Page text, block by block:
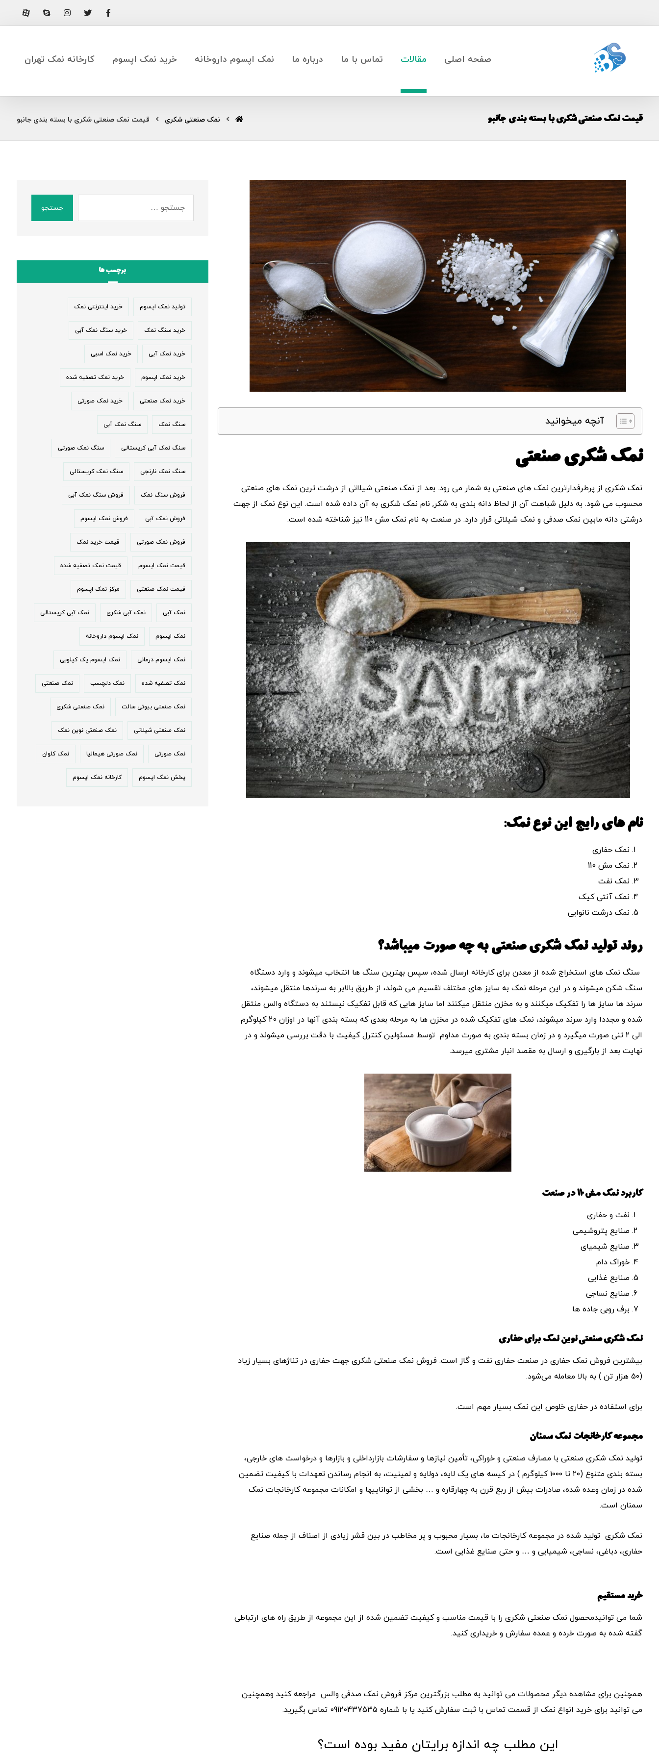
صفحه اصلی مقالات تماس با ما درباره ما نمک اپسوم داروخانه خرید نمک اپسوم کارخانه نمک تهران
قیمت نمک صنعتی شکری با بسته بندی جانبو نمک صنعتی شکری قیمت نمک صنعتی شکری با بسته بندی جانبو
آنچه میخوانید
نمک شکری صنعتی
نمک شکری از پرطرفدارترین نمک های صنعتی به شمار می رود. بعد از نمک صنعتی شیلاتی از درشت ترین نمک های صنعتی
محسوب می شود. به دلیل شباهت آن از لحاظ دانه بندی به شکر, نام نمک شکری به آن داده شده است. این نوع نمک از جهت
درشتی دانه مابین نمک صدفی و نمک شیلاتی قرار دارد. در صنعت به نام نمک مش 110 نیز شناخته شده است.
نام های رایج این نوع نمک:
نمک حفاری
نمک مش 110
نمک نفت
نمک آنتی کیک
نمک درشت نانوایی
روند تولید نمک شکری صنعتی به چه صورت میباشد؟
سنگ نمک های استخراج شده از معدن برای کارخانه ارسال شده، سپس بهترین سنگ ها انتخاب میشوند و وارد دستگاه
سنگ شکن میشوند و در این مرحله نمک به سایز های مختلف تقسیم می شوند، از طریق بالابر به سرندها منتقل میشوند،
سرند ها سایز ها را تفکیک میکنند و به مخزن منتقل میکنند اما سایز هایی که قابل تفکیک نیستند به دستگاه والس منتقل
شده و مجددا وارد سرند میشوند، نمک های تفکیک شده در مخزن ها به مرحله بعدی که بسته بندی آنها در اوزان 20 کیلوگرم
الی 2 تنی صورت میگیرد و در زمان بسته بندی به صورت مداوم توسط مسئولین کنترل کیفیت با دقت بررسی میشوند و در
نهایت بعد از بارگیری و ارسال به مقصد انبار مشتری میرسد.
کاربرد نمک مش 110 در صنعت
نفت و حفاری
صنایع پتروشیمی
صنایع شیمیای
خوراک دام
صنایع غذایی
صنایع نساجی
برف روبی جاده ها
نمک شکری صنعتی نوین نمک برای حفاری
بیشترین فروش نمک حفاری در صنعت حفاری نفت و گاز است. فروش نمک صنعتی شکری جهت حفاری در تناژهای بسیار زیاد
(۵۰ هزار تن ) به بالا معامله می‌شود.
برای استفاده در حفاری خلوص این نمک بسیار مهم است.
مجموعه کارخانجات نمک سمنان
تولید نمک شکری صنعتی با مصارف صنعتی و خوراکی، تأمین نیازها و سفارشات بازارداخلی و بازارها و درخواست های خارجی،
بسته بندی متنوع (۲۰ تا ۱۰۰۰ کیلوگرم ) در کیسه های یک لایه، دولایه و لمینیت، به انجام رساندن تعهدات با کیفیت تضمین
شده در زمان وعده شده، صادرات بیش از ربع قرن به چهارقاره و … بخشی از تواناییها و امکانات مجموعه کارخانجات نمک
سمنان است.
نمک شکری تولید شده در مجموعه کارخانجات ما، بسیار محبوب و پر مخاطب در بین قشر زیادی از اصناف از جمله صنایع
حفاری، دباغی، نساجی، شیمیایی و … و حتی صنایع غذایی است.
خرید مستقیم
شما می توانیدمحصول نمک صنعتی شکری را با قیمت مناسب و کیفیت تضمین شده از این مجموعه از طریق راه های ارتباطی
گفته شده به صورت خرده و عمده سفارش و خریداری کنید.
همچنین برای مشاهده دیگر محصولات می توانید به مطلب بزرگترین مرکز فروش نمک صدفی والس مراجعه کنید وهمچنین
می توانید برای خرید انواع نمک از قسمت تماس با ثبت سفارش کنید یا با شماره 09120437535 تماس بگیرید.
این مطلب چه اندازه برایتان مفید بوده است؟
جستجو
برچسب ها
تولید نمک اپسوم خرید اینترنتی نمک
خرید سنگ نمک خرید سنگ نمک آبی
خرید نمک آبی خرید نمک اسبی
خرید نمک اپسوم خرید نمک تصفیه شده
خرید نمک صنعتی خرید نمک صورتی
سنگ نمک سنگ نمک آبی
سنگ نمک آبی کریستالی سنگ نمک صورتی
سنگ نمک نارنجی سنگ نمک کریستالی
فروش سنگ نمک فروش سنگ نمک آبی
فروش نمک آبی فروش نمک اپسوم
فروش نمک صورتی قیمت خرید نمک
قیمت نمک اپسوم قیمت نمک تصفیه شده
قیمت نمک صنعتی مرکز نمک اپسوم
نمک آبی نمک آبی شکری نمک آبی کریستالی
نمک اپسوم نمک اپسوم داروخانه
نمک اپسوم درمانی نمک اپسوم یک کیلویی
نمک تصفیه شده نمک دلچسب نمک صنعتی
نمک صنعتی بیوتی سالت نمک صنعتی شکری
نمک صنعتی شیلاتی نمک صنعتی نوین نمک
نمک صورتی نمک صورتی هیمالیا نمک کلوان
پخش نمک اپسوم کارخانه نمک اپسوم